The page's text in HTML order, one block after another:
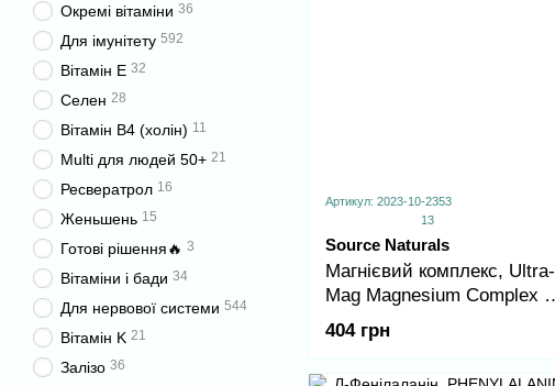
Артикул: 2023-10-2353
13
Source Naturals
Магнієвий комплекс, Ultra-
Mag Magnesium Complex -
60 Tablets
404 грн
Окремі вітаміни 36
Для імунітету 592
Вітамін E 32
Селен 28
Вітамін B4 (холін) 11
Multi для людей 50+ 21
Ресвератрол 16
Женьшень 15
Готові рішення🔥 3
Вітаміни і бади 34
Для нервової системи 544
Вітамін K 21
Залізо 36